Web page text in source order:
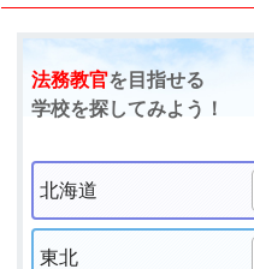
法務教官を目指せる
学校を探してみよう！
北海道
東北